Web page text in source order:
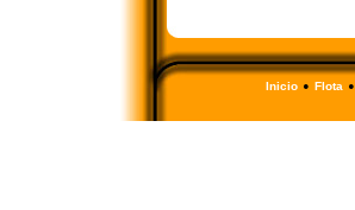
Inicio• Flota•